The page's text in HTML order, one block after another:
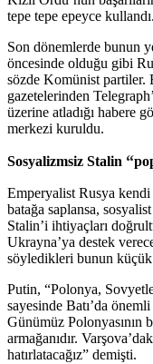
tepe tepe epeyce kullandı.
Son dönemlerde bunun
öncesinde olduğu gibi
sözde Komünist partiler.
gazetelerinden
üzerine atladığı habere
merkezi kuruldu.
Sosyalizmsiz Stalin “
Emperyalist Rusya kendi
batağa saplansa,
Stalin’i ihtiyaçları
Ukrayna’ya destek
söyledikleri bunun
Putin, “Polonya,
sayesinde Batı’da
Günümüz Polonyasının
armağanıdır.
hatırlatacağız” demişti.